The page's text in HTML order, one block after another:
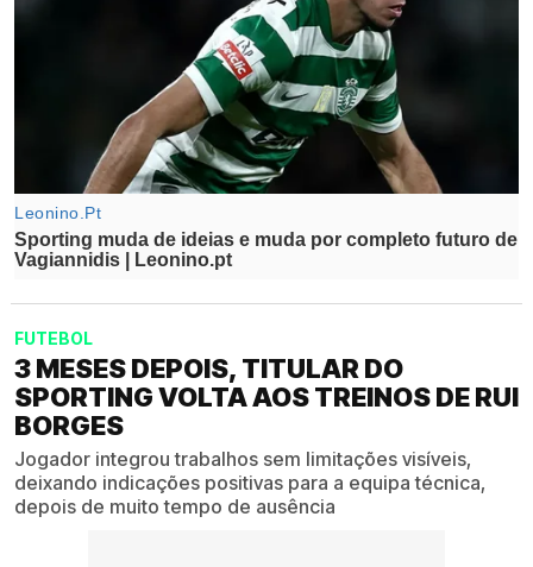
FUTEBOL
3 MESES DEPOIS, TITULAR DO
SPORTING VOLTA AOS TREINOS DE RUI
BORGES
Jogador integrou trabalhos sem limitações visíveis,
deixando indicações positivas para a equipa técnica,
depois de muito tempo de ausência